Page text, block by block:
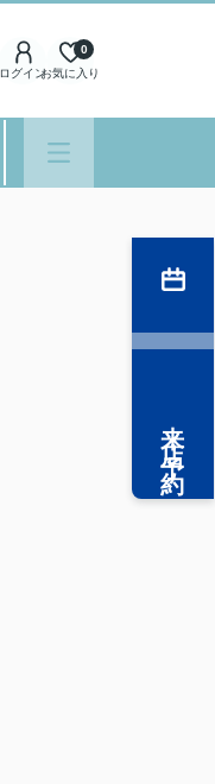
ログインお気に入り
0
来店予約